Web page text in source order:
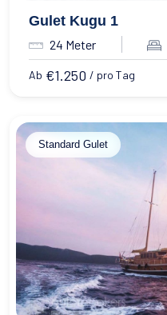
Gulet Kugu 1
24 Meter
Ab €1.250 / pro Tag
Standard Gulet